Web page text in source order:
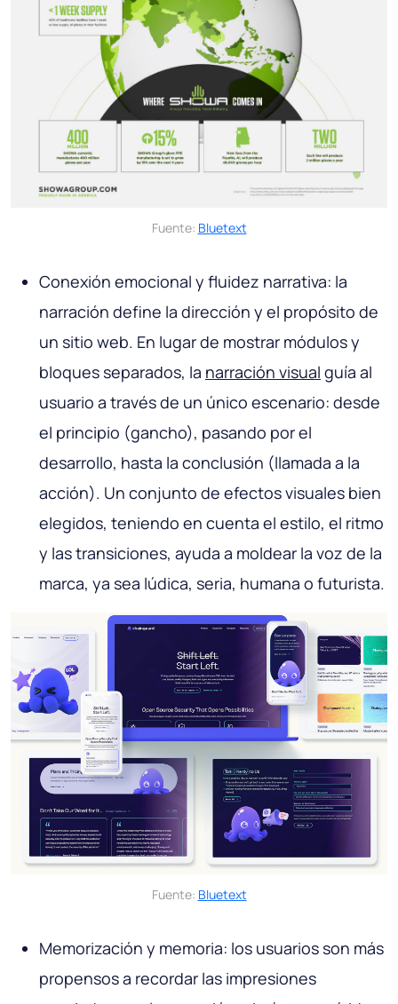
Fuente: Bluetext
Conexión emocional y fluidez narrativa: la
narración define la dirección y el propósito de
un sitio web. En lugar de mostrar módulos y
bloques separados, la narración visual guía al
usuario a través de un único escenario: desde
el principio (gancho), pasando por el
desarrollo, hasta la conclusión (llamada a la
acción). Un conjunto de efectos visuales bien
elegidos, teniendo en cuenta el estilo, el ritmo
y las transiciones, ayuda a moldear la voz de la
marca, ya sea lúdica, seria, humana o futurista.
Fuente: Bluetext
Memorización y memoria: los usuarios son más
propensos a recordar las impresiones